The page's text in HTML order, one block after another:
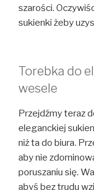
szarości.
sukienki żeby
Torebka do
wesele
Przejdźmy teraz
eleganckiej
niż ta do biura.
aby nie
poruszaniu się.
abyś bez trudu